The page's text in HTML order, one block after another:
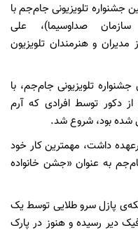
جشنواره تلویزیونی جام‌جم با
صداوسیما)، علی
و هنرمندان تلویزیون
تلویزیونی جام‌جم، با
دکور توسط افرادی که آرم
شده بود، شروع شد.
داشت، مهمترین کار خود
به عنوان «جشن خانواده
پازل سرو طلایی توسط یک
دیر رسیده و هنوز در پارک